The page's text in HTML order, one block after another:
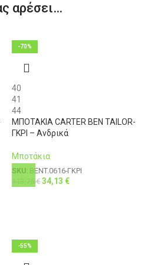
116-121
121-126
αρέσει…
-70%
40
41
44
ΜΠΟΤΑΚΙΑ CARTER BEN TAILOR-
ΓΚΡΙ – Ανδρικά
Μποτάκια
SKU: BENT.0616-ΓΚΡΙ
113,75€ 34,13 €
-55%